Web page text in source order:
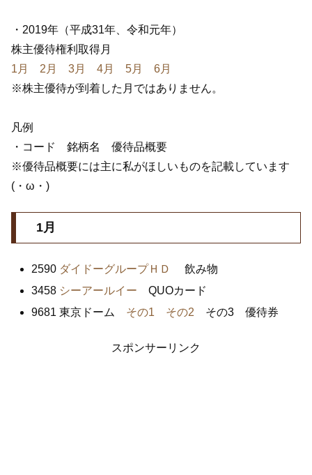
・2019年（平成31年、令和元年）
株主優待権利取得月
1月
2月 3月 4月 5月
6月
※株主優待が到着した月ではありません。
凡例
・コード 銘柄名 優待品概要
※優待品概要には主に私がほしいものを記載しています
(・ω・)
1月
2590 ダイドーグループＨＤ
飲み物
3458 シーアールイー QUOカード
9681 東京ドーム その1 その2 その3 優待券
スポンサーリンク